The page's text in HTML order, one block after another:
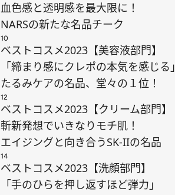
血色感と透明感を最大限に！
NARSの新たな名品チーク
10
ベストコスメ2023【美容液部門】
「締まり感にクレポの本気を感じる」
たるみケアの名品、堂々の１位！
12
ベストコスメ2023【クリーム部門】
斬新発想でいきなりモチ肌！
エイジングと向き合うSK-IIの名品
14
ベストコスメ2023【洗顔部門】
「手のひらを押し返すほど弾力」